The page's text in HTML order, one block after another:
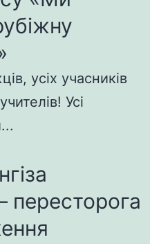
усіх учасників
Усі
пересторога